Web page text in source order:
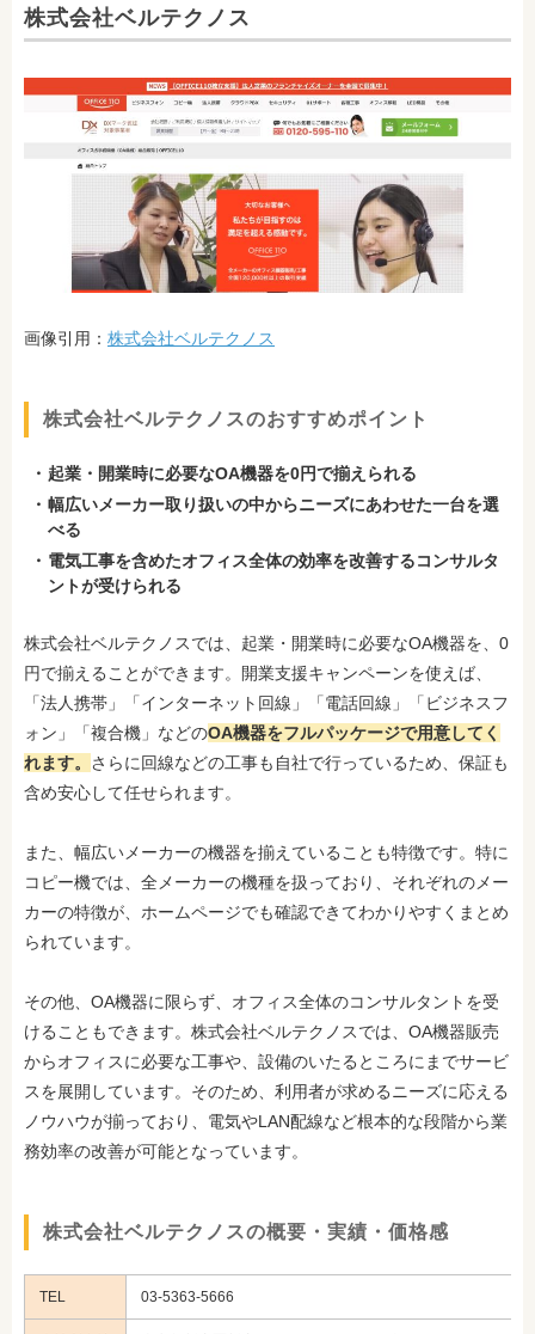
株式会社ベルテクノス
画像引用： 株式会社ベルテクノス
株式会社ベルテクノスのおすすめポイント
起業・開業時に必要なOA機器を0円で揃えられる
幅広いメーカー取り扱いの中からニーズにあわせた一台を選
べる
電気工事を含めたオフィス全体の効率を改善するコンサルタ
ントが受けられる
株式会社ベルテクノスでは、起業・開業時に必要なOA機器を、0
円で揃えることができます。開業支援キャンペーンを使えば、
「法人携帯」「インターネット回線」「電話回線」「ビジネスフ
ォン」「複合機」などのOA機器をフルパッケージで用意してく
れます。 さらに回線などの工事も自社で行っているため、保証も
含め安心して任せられます。
また、幅広いメーカーの機器を揃えていることも特徴です。特に
コピー機では、全メーカーの機種を扱っており、それぞれのメー
カーの特徴が、ホームページでも確認できてわかりやすくまとめ
られています。
その他、OA機器に限らず、オフィス全体のコンサルタントを受
けることもできます。株式会社ベルテクノスでは、OA機器販売
からオフィスに必要な工事や、設備のいたるところにまでサービ
スを展開しています。そのため、利用者が求めるニーズに応える
ノウハウが揃っており、電気やLAN配線など根本的な段階から業
務効率の改善が可能となっています。
株式会社ベルテクノスの概要・実績・価格感
TEL 03-5363-5666